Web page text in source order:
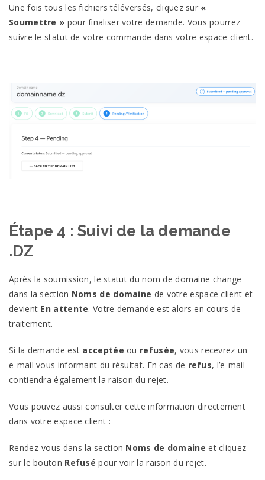
Une fois tous les fichiers téléversés, cliquez sur «
Soumettre » pour finaliser votre demande. Vous pourrez
suivre le statut de votre commande dans votre espace client.
Étape 4 : Suivi de la demande
.DZ
Après la soumission, le statut du nom de domaine change
dans la section Noms de domaine de votre espace client et
devient En attente. Votre demande est alors en cours de
traitement.
Si la demande est acceptée ou refusée, vous recevrez un
e-mail vous informant du résultat. En cas de refus, l’e-mail
contiendra également la raison du rejet.
Vous pouvez aussi consulter cette information directement
dans votre espace client :
Rendez-vous dans la section Noms de domaine et cliquez
sur le bouton Refusé pour voir la raison du rejet.